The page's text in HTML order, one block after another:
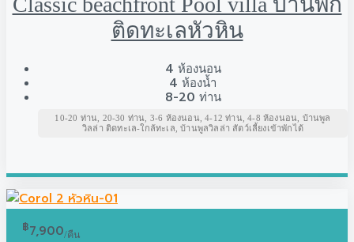
ติดทะเลหัวหิน
4 ห้องนอน
4 ห้องน้ำ
8-20 ท่าน
10-20 ท่าน, 20-30 ท่าน, 3-6 ห้องนอน, 4-12 ท่าน, 4-8 ห้องนอน, บ้านพูล
วิลล่า ติดทะเล-ใกล้ทะเล, บ้านพูลวิลล่า สัตว์เลี้ยงเข้าพักได้
฿7,900/คืน